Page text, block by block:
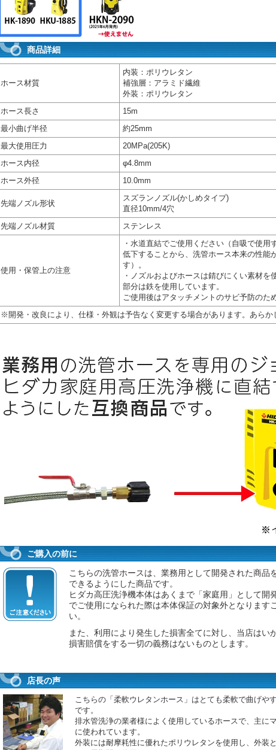
商品詳細
ホース材質
内装：ポリウレタン
補強層：アラミド繊維
外装：ポリウレタン
ホース長さ
15m
最小曲げ半径
約25mm
最大使用圧力
20MPa(205K)
ホース内径
φ4.8mm
ホース外径
10.0mm
先端ノズル形状
スズランノズル(かしめタイプ)
直径10mm/4穴
先端ノズル材質
ステンレス
使用・保管上の注意
・水道直結でご使用ください（自吸で使
低下することから、洗管ホース本来の性能
す）。
・ノズルおよびホースは錆びにくい素材を
部分は鉄を使用しています。
ご使用後はアタッチメントのサビ予防のた
※開発・改良により、仕様・外観は予告なく変更する場合があります。あらか
ご購入の前に
こちらの洗管ホースは、業務用として開発された商品
できるようにした商品です。
ヒダカ高圧洗浄機本体はあくまで「家庭用」として開
でご使用になられた際は本体保証の対象外となります
い。
また、利用により発生した損害全てに対し、当店はい
損害賠償をする一切の義務はないものとします。
店長の声
こちらの「柔軟ウレタンホース」はとても柔軟で曲げや
です。
排水管洗浄の業者様によく使用しているホースで、主に
に使われています。
外装には耐摩耗性に優れたポリウレタンを使用し、外装